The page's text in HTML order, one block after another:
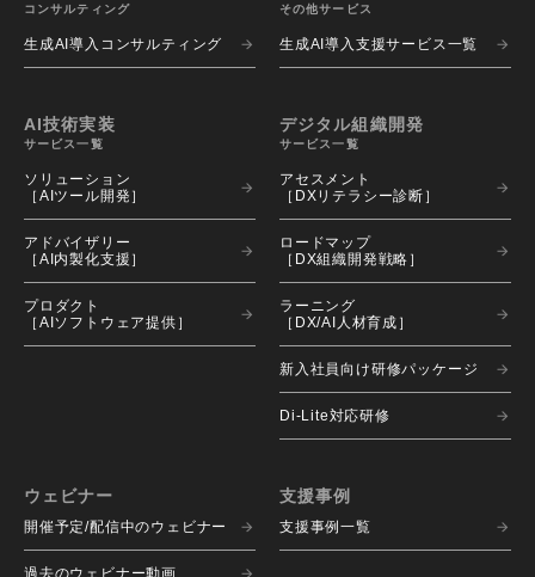
コンサルティング
生成AI導入コンサルティング
その他サービス
生成AI導入支援サービス一覧
AI技術実装
サービス一覧
ソリューション
［AIツール開発］
アドバイザリー
［AI内製化支援］
プロダクト
［AIソフトウェア提供］
デジタル組織開発
サービス一覧
アセスメント
［DXリテラシー診断］
ロードマップ
［DX組織開発戦略］
ラーニング
［DX/AI人材育成］
新入社員向け研修パッケージ
Di-Lite対応研修
ウェビナー
開催予定/配信中のウェビナー
支援事例
支援事例一覧